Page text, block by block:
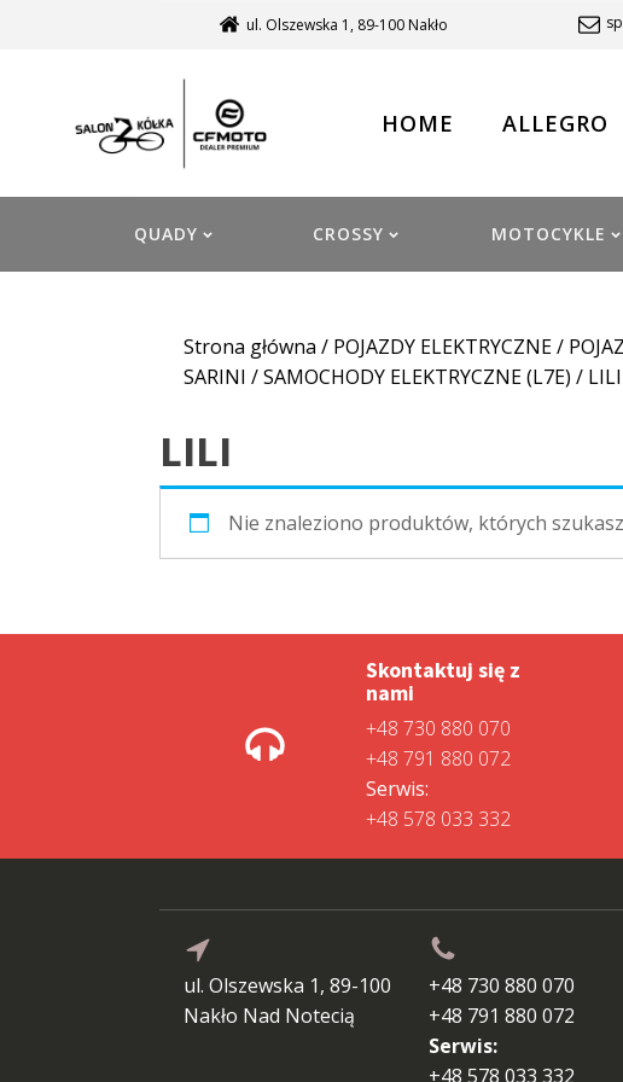
ul. Olszewska 1, 89-100 Nakło
HOME ALLEGRO
QUADY CROSSY MOTOCYKLE
Strona główna / POJAZDY ELEKTRYCZNE/
SARINI /SAMOCHODY ELEKTRYCZNE (L7E) / LILI
LILI
Nie znaleziono produktów, których
Skontaktuj się z
nami
+48 730 880 070
+48 791 880 072
Serwis:
+48 578 033 332
ul. Olszewska 1, 89-100
Nakło Nad Notecią
+48 730 880 070
+48 791 880 072
Serwis:
+48 578 033 332